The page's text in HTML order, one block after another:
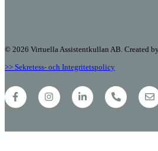
© 2026 Virtuella Assistentkullan AB. Created
>> Sekretess- och Integritetspolicy